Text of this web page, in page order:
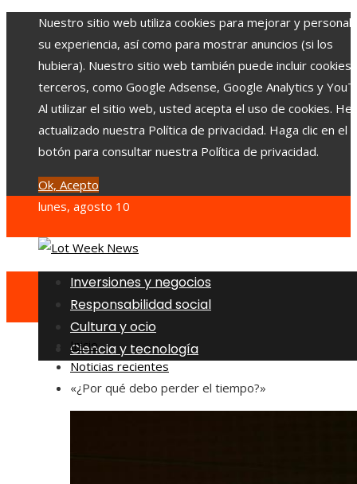
Nuestro sitio web utiliza cookies para mejorar y
su experiencia, así como para mostrar anuncios (si los
hubiera). Nuestro sitio web también puede incluir cookies
terceros, como Google Adsense, Google Analytics y
Al utilizar el sitio web, usted acepta el uso de cookies.
actualizado nuestra Política de privacidad. Haga clic en el
botón para consultar nuestra Política de privacidad.
Ok, Acepto
lunes, agosto 10
Inversiones y negocios
Responsabilidad social
Cultura y ocio
Ciencia y tecnología
Inicio
Noticias recientes
«¿Por qué debo perder el tiempo?»